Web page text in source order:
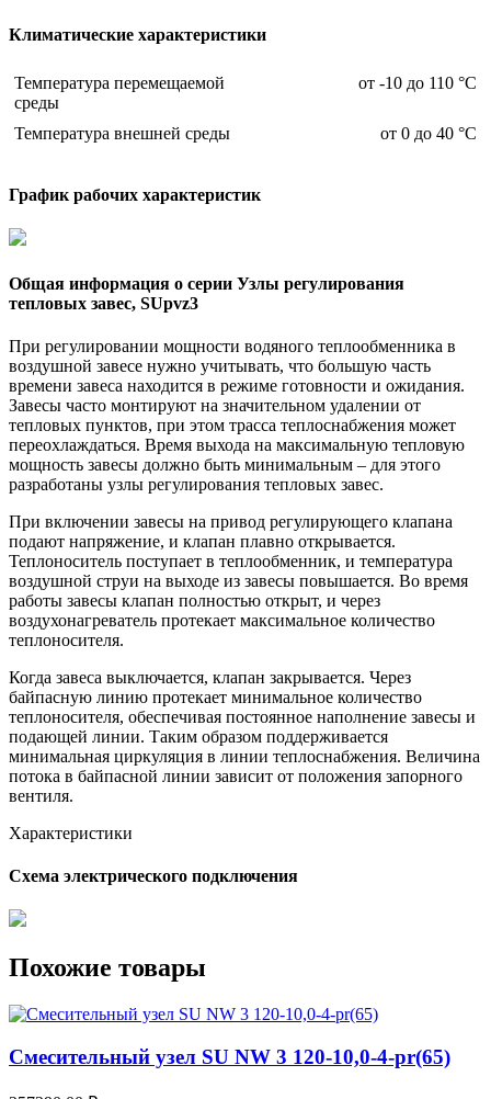
Климатические характеристики
Температура перемещаемой
среды
от -10 до 110 °С
Температура внешней среды от 0 до 40 °С
График рабочих характеристик
Общая информация о серии Узлы регулирования
тепловых завес, SUpvz3
При регулировании мощности водяного теплообменника в
воздушной завесе нужно учитывать, что большую часть
времени завеса находится в режиме готовности и ожидания.
Завесы часто монтируют на значительном удалении от
тепловых пунктов, при этом трасса теплоснабжения может
переохлаждаться. Время выхода на максимальную тепловую
мощность завесы должно быть минимальным – для этого
разработаны узлы регулирования тепловых завес.
При включении завесы на привод регулирующего клапана
подают напряжение, и клапан плавно открывается.
Теплоноситель поступает в теплообменник, и температура
воздушной струи на выходе из завесы повышается. Во время
работы завесы клапан полностью открыт, и через
воздухонагреватель протекает максимальное количество
теплоносителя.
Когда завеса выключается, клапан закрывается. Через
байпасную линию протекает минимальное количество
теплоносителя, обеспечивая постоянное наполнение завесы и
подающей линии. Таким образом поддерживается
минимальная циркуляция в линии теплоснабжения. Величина
потока в байпасной линии зависит от положения запорного
вентиля.
Характеристики
Схема электрического подключения
Похожие товары
Смесительный узел SU NW 3 120-10,0-4-pr(65)